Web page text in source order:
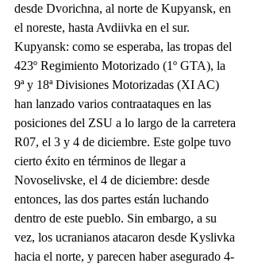
desde Dvorichna, al norte de Kupyansk, en
el noreste, hasta Avdiivka en el sur.
Kupyansk: como se esperaba, las tropas del
423º Regimiento Motorizado (1º GTA), la
9ª y 18ª Divisiones Motorizadas (XI AC)
han lanzado varios contraataques en las
posiciones del ZSU a lo largo de la carretera
R07, el 3 y 4 de diciembre. Este golpe tuvo
cierto éxito en términos de llegar a
Novoselivske, el 4 de diciembre: desde
entonces, las dos partes están luchando
dentro de este pueblo. Sin embargo, a su
vez, los ucranianos atacaron desde Kyslivka
hacia el norte, y parecen haber asegurado 4-